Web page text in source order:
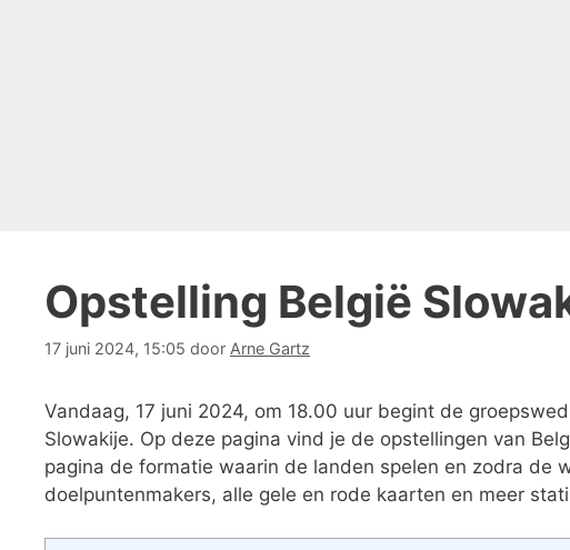
Opstelling België
17 juni 2024, 15:05 door Arne Gartz
Vandaag, 17 juni 2024, om 18.00 uur begint de
Slowakije. Op deze pagina vind je de opstellingen van
pagina de formatie waarin de landen spelen en zodra de
doelpuntenmakers, alle gele en rode kaarten en meer